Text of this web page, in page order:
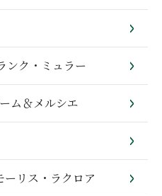
ク・ミュラー
ム＆メルシエ
リス・ラクロア